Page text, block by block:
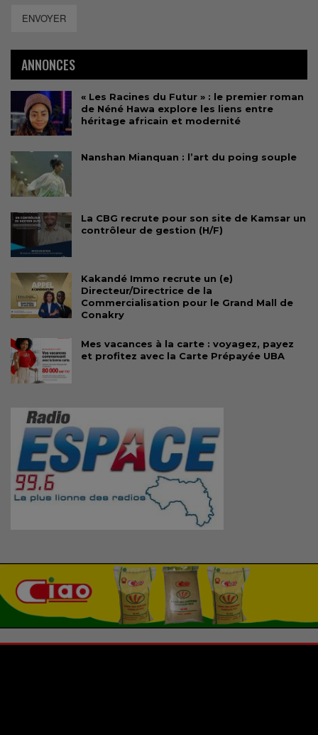
ENVOYER
ANNONCES
« Les Racines du Futur » : le premier roman
de Néné Hawa explore les liens entre
héritage africain et modernité
Nanshan Mianquan : l’art du poing souple
La CBG recrute pour son site de Kamsar un
contrôleur de gestion (H/F)
Kakandé Immo recrute un (e)
Directeur/Directrice de la
Commercialisation pour le Grand Mall de
Conakry
Mes vacances à la carte : voyagez, payez
et profitez avec la Carte Prépayée UBA